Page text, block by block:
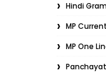
Hindi
MP
MP One